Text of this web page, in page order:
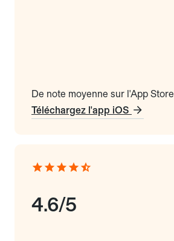
De note moyenne sur l'App Store
Téléchargez l'app iOS
4.6/5